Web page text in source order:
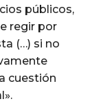
públicos,
regir por
(…) si no
cuestión